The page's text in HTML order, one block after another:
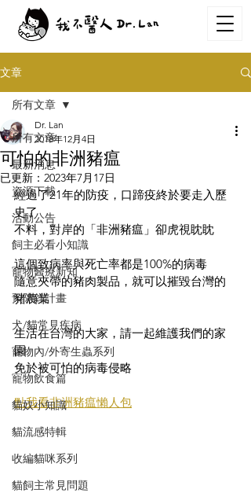
文章
所有文章
最新消息
資源下載
活動公告
飼主必看小知識
寵物醫療新知
預防針計畫
犬/貓常見疾病
寵物內/外寄生蟲系列
寵物飲食篇
貓奴小知識
貓流感特輯
收編貓咪系列
貓飼主常見問題
所有文章
可怕的非洲豬瘟
Dr. Lan
2018年12月4日
已更新： 2023年7月17日
經過了21年的防疫，口蹄疫終於要走入歷
史了
不料，對岸的「非洲豬瘟」卻虎視眈眈
這個致病率與死亡率都是100%的病毒
隨意夾帶的豬肉製品，就可以摧毀台灣的
豬農業
生活在台灣的大家，請一起維護我們的家
園
免於被可怕的病毒侵略
點我看非洲豬瘟懶人包